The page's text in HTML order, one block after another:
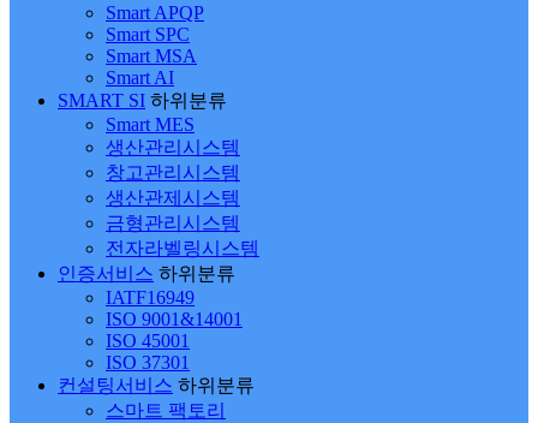
Smart APQP
Smart SPC
Smart MSA
Smart AI
SMART SI 하위분류
Smart MES
생산관리시스템
창고관리시스템
생산관제시스템
금형관리시스템
전자라벨링시스템
인증서비스 하위분류
IATF16949
ISO 9001&14001
ISO 45001
ISO 37301
컨설팅서비스 하위분류
스마트 팩토리